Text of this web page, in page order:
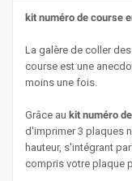
kit numéro de course
La galère de coller
course est une
moins une fois.
Grâce au kit numéro
d'imprimer 3 plaques
hauteur, s'intégrant
compris votre plaque